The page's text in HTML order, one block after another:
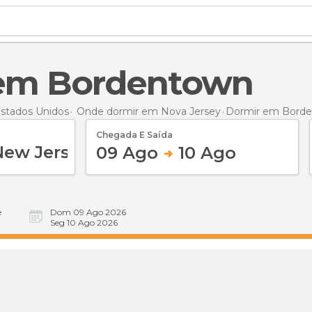
Bordentown
Unidos Onde dormir em Nova Jersey Dormir em
Chegada E Saída
09 Ago 10 Ago
Dom 09 Ago 2026
Seg 10 Ago 2026